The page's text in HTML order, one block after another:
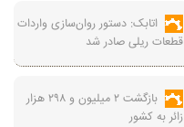
اتابک: دستور روان‌سازی واردات
قطعات ریلی صادر شد
بازگشت ۲ میلیون و ۲۹۸ هزار
زائر به کشور